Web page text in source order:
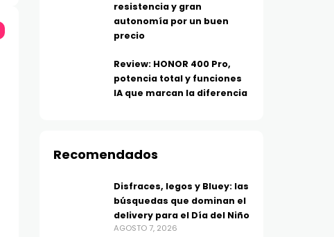
Xboom Mini, sonido
inteligente en formato
TECNOLOGÍA
Huawei se suma a los
resistencia y gran
autonomía por un buen
precio
Review: HONOR 400 Pro,
potencia total y funciones
IA que marcan la diferencia
Recomendados
Disfraces, legos y Bluey: las
búsquedas que dominan el
delivery para el Día del Niño
AGOSTO 7, 2026